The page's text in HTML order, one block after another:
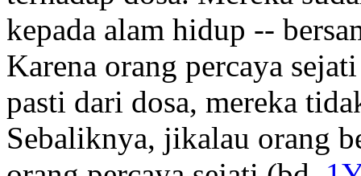
kepada alam hidup --
Karena orang percaya
pasti dari dosa, mereka
Sebaliknya, jikalau orang